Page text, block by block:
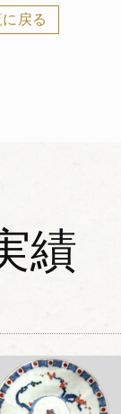
戻る
績